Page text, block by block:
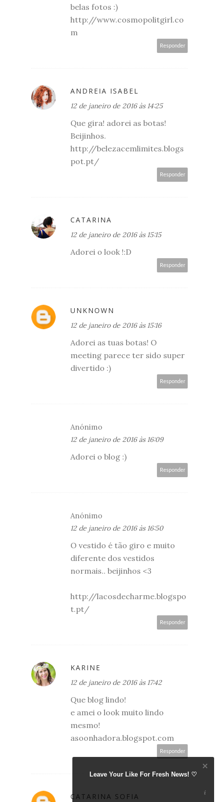
belas fotos :)
http://www.cosmopolitgirl.co
m
Responder
ANDREIA ISABEL
12 de janeiro de 2016 às 14:25
Que gira! adorei as botas!
Beijinhos.
http://belezacemlimites.blogs
pot.pt/
Responder
CATARINA
12 de janeiro de 2016 às 15:15
Adorei o look !:D
Responder
UNKNOWN
12 de janeiro de 2016 às 15:16
Adorei as tuas botas! O
meeting parece ter sido super
divertido :)
Responder
Anónimo
12 de janeiro de 2016 às 16:09
Adorei o blog :)
Responder
Anónimo
12 de janeiro de 2016 às 16:50
O vestido é tão giro e muito
diferente dos vestidos
normais.. beijinhos <3
http://lacosdecharme.blogspo
t.pt/
Responder
KARINE
12 de janeiro de 2016 às 17:42
Que blog lindo!
e amei o look muito lindo
mesmo!
asoonhadora.blogspot.com
Responder
CATARINA SOFIA
Leave Your Like For Fresh News! ♡